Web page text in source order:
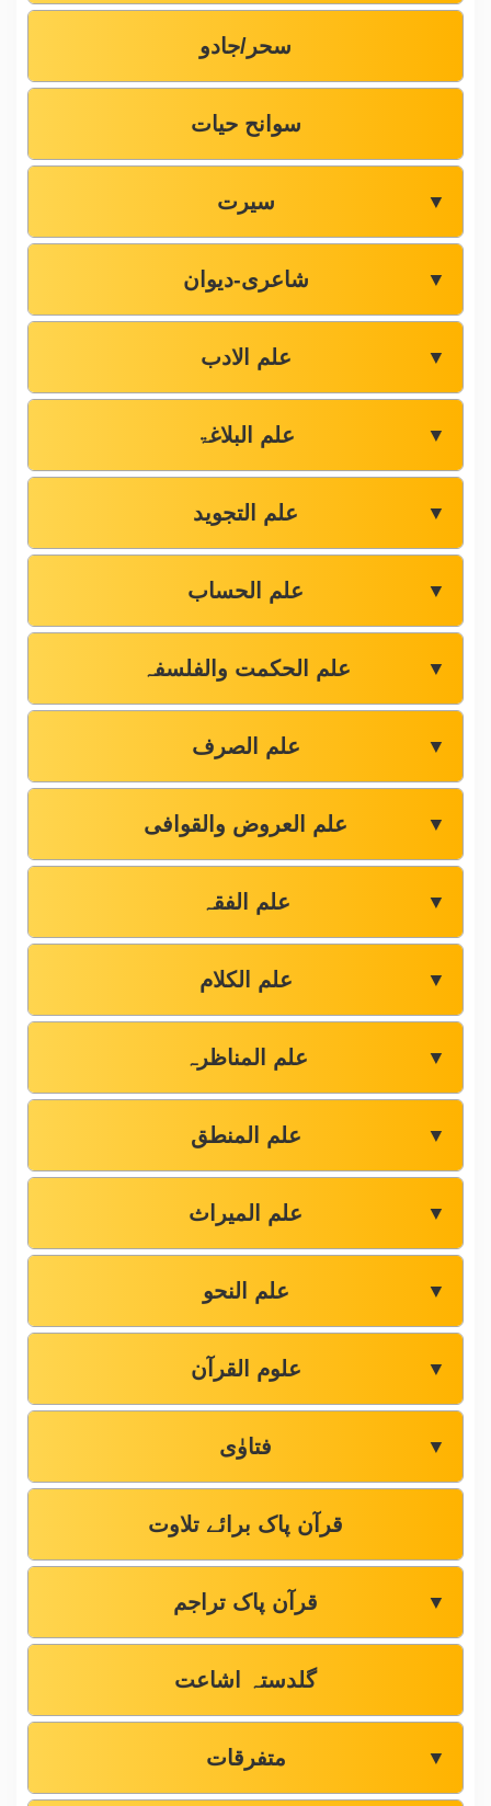
سحر/جادو
سوانح حیات
سیرت ▼
شاعری-دیوان ▼
علم الادب ▼
علم البلاغۃ ▼
علم التجوید ▼
علم الحساب ▼
علم الحکمت والفلسفہ ▼
علم الصرف ▼
علم العروض والقوافی ▼
علم الفقہ ▼
علم الکلام ▼
علم المناظرہ ▼
علم المنطق ▼
علم المیراث ▼
علم النحو ▼
علوم القرآن ▼
فتاوٰی ▼
قرآن پاک برائے تلاوت
قرآن پاک تراجم ▼
گلدستہ اشاعت
متفرقات ▼